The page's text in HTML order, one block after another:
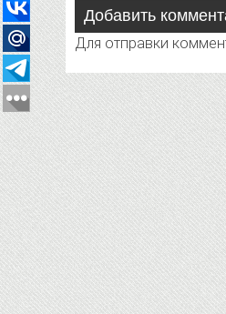
Добавить
Для отправки